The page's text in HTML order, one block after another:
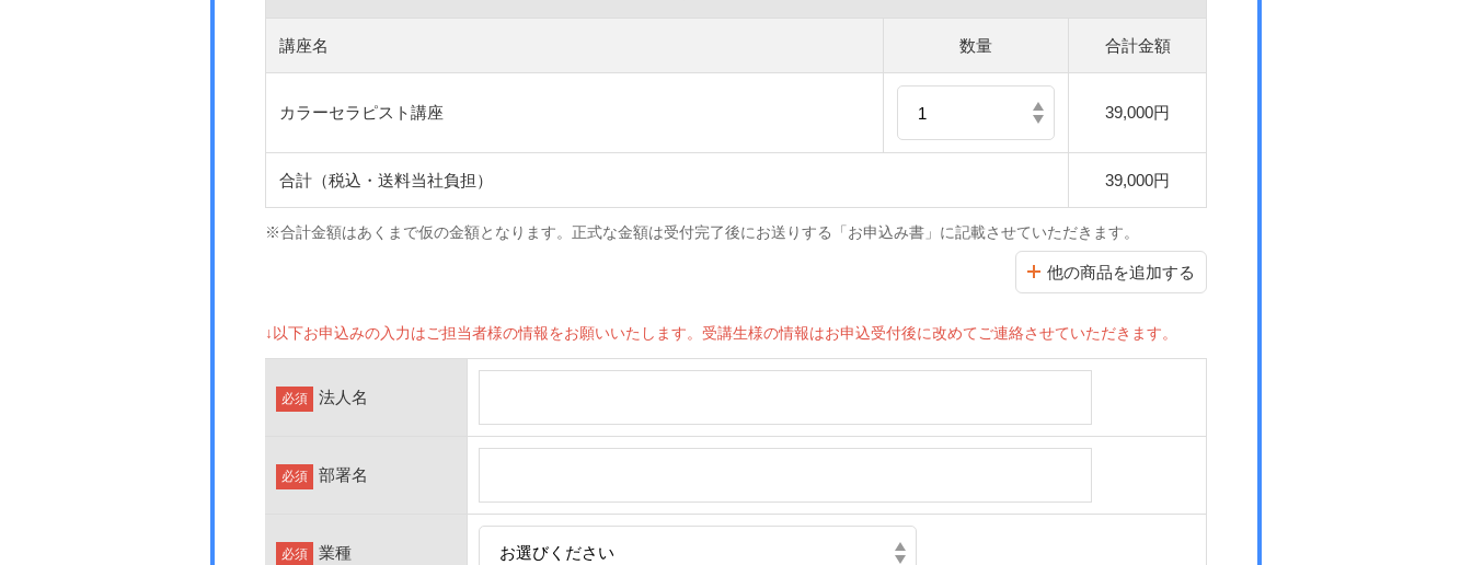
講座名 数量 合計金額
カラーセラピスト講座 39,000円
合計（税込・送料当社負担） 39,000円
※合計金額はあくまで仮の金額となります。正式な金額は受付完了後にお送りする「お申込み書」に記載させていただきます。
他の商品を追加する
↓以下お申込みの入力はご担当者様の情報をお願いいたします。受講生様の情報はお申込受付後に改めてご連絡させていただきます。
必須 法人名
必須 部署名
必須 業種